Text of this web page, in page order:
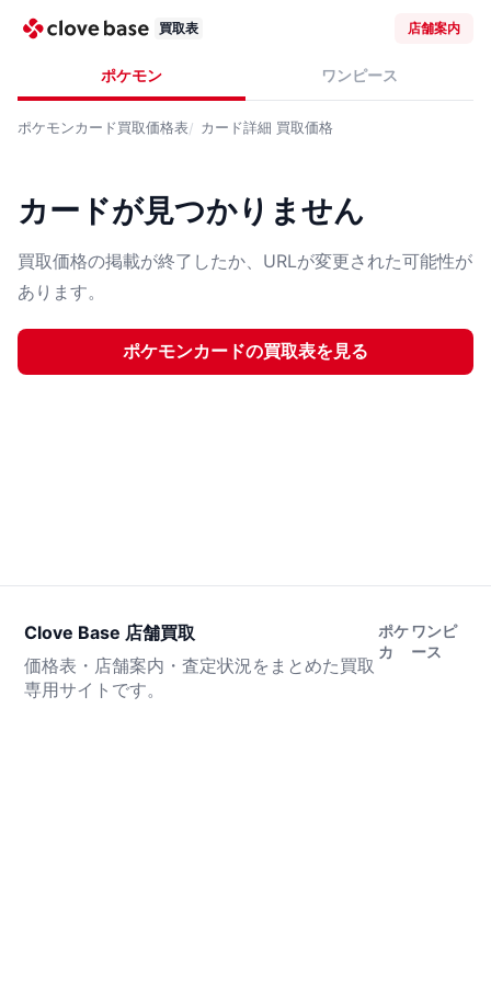
買取表 店舗案内
ポケモン ワンピース
ポケモンカード買取価格表 カード詳細 買取価格
カードが見つかりません
買取価格の掲載が終了したか、URLが変更された可能性が
あります。
ポケモンカードの買取表を見る
Clove Base 店舗買取
価格表・店舗案内・査定状況をまとめた買取
専用サイトです。
ポケ
カ
ワンピ
ース